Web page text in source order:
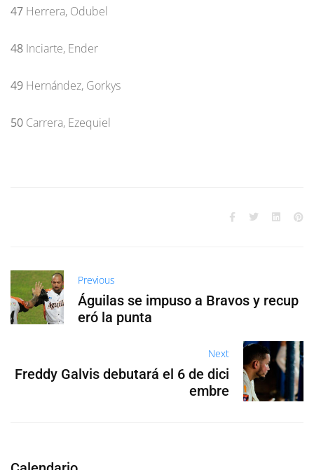
47 Herrera, Odubel
48 Inciarte, Ender
49 Hernández, Gorkys
50 Carrera, Ezequiel
Previous
Águilas se impuso a Bravos y recup
eró la punta
Next
Freddy Galvis debutará el 6 de dici
embre